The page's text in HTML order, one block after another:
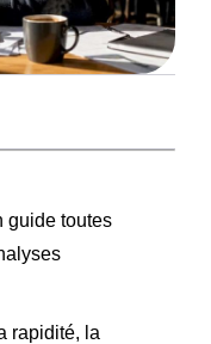
guide toutes
rapidité, la